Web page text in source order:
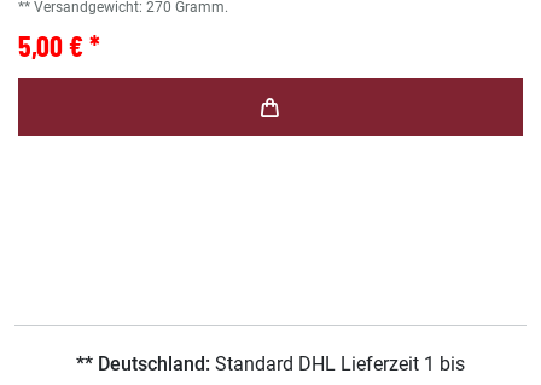
** Versandgewicht: 270 Gramm.
5,00 € *
** Deutschland: Standard DHL Lieferzeit 1 bis